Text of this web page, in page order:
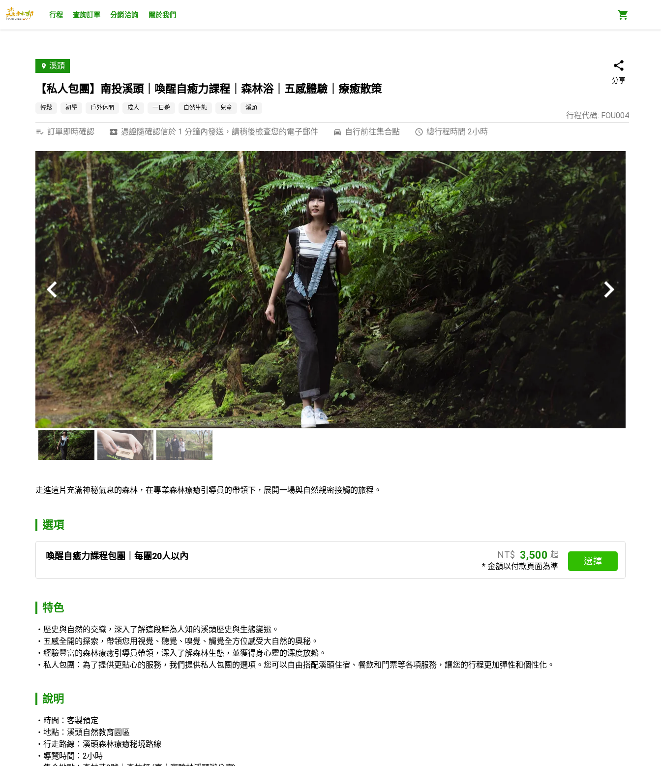
行程 查詢訂單 分銷洽詢 關於我們
溪頭
【私人包團】南投溪頭｜喚醒自癒力課程｜森林浴｜五感體驗｜療癒散策
分享
輕鬆 初學 戶外休閒 成人 一日遊 自然生態 兒童 溪頭
行程代碼: FOU004
訂單即時確認
憑證隨確認信於 1 分鐘內發送，請稍後檢查您的電子郵件 自行前往集合點 總行程時間 2小時
走進這片充滿神秘氣息的森林，在專業森林療癒引導員的帶領下，展開一場與自然親密接觸的旅程。
選項
喚醒自癒力課程包團｜每團20人以內 NT$ 3,500 起
* 金額以付款頁面為準
選擇
特色
歷史與自然的交織，深入了解這段鮮為人知的溪頭歷史與生態變遷。
五感全開的探索，帶領您用視覺、聽覺、嗅覺、觸覺全方位感受大自然的奧秘。
經驗豐富的森林療癒引導員帶領，深入了解森林生態，並獲得身心靈的深度放鬆。
私人包團：為了提供更貼心的服務，我們提供私人包團的選項。您可以自由搭配溪頭住宿、餐飲和門票等各項服務，讓您的行程更加彈性和個性化。
說明
時間：客製預定
地點：溪頭自然教育園區
行走路線：溪頭森林療癒秘境路線
導覽時間：2小時